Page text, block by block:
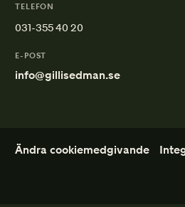
TELEFON
031-355 40 20
E-POST
info@gillisedman.se
Ändra cookiemedgivande